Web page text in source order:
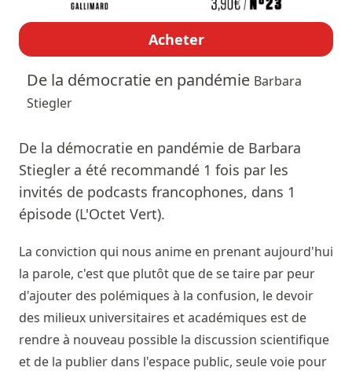
Acheter
De la démocratie en pandémie Barbara
Stiegler
De la démocratie en pandémie de Barbara
Stiegler a été recommandé 1 fois par les
invités de podcasts francophones, dans 1
épisode (L'Octet Vert).
La conviction qui nous anime en prenant aujourd'hui
la parole, c'est que plutôt que de se taire par peur
d'ajouter des polémiques à la confusion, le devoir
des milieux universitaires et académiques est de
rendre à nouveau possible la discussion scientifique
et de la publier dans l'espace public, seule voie pour